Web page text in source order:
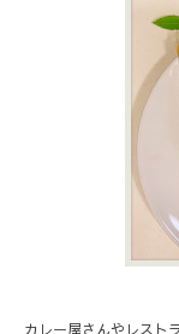
カレー屋さんやレスト